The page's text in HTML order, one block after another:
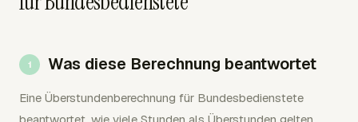
Was diese Berechnung beantwortet
Eine Überstundenberechnung für Bundesbedienstete